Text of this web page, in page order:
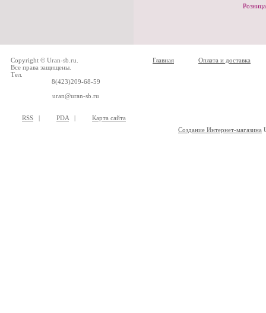
Copyright © Uran-sb.ru.
Все права защищены.
Тел.
8(423)209-68-59
uran@uran-sb.ru
RSS | PDA | Карта сайта
Главная Оплата и доставка
Создание Интернет-магазина